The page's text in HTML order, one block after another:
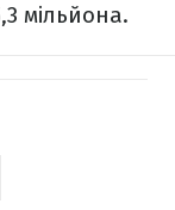
мільйона.